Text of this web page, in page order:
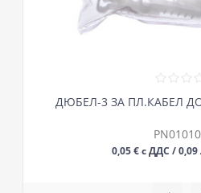
ДЮБЕЛ-3 ЗА ПЛ.КАБЕЛ
0,05 € с ДДС /